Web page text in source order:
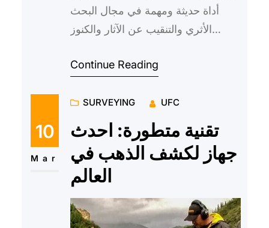
أداة حديثة ومهمة في مجال البحث
الأثري والتنقيب عن الآثار والكنوز
Continue Reading
10
Mar
SURVEYING UFC
تقنية متطورة: احدث
جهاز لكشف الذهب في
العالم